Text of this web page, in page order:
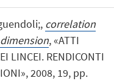
correlation
, «ATTI
LINCEI. RENDICONTI
2008, 19, pp.